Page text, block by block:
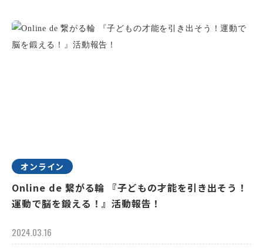
オンライン
Online de 繋がる輪 『子どもの才能を引き出そう！
運動で脳を鍛える！』活動報告！
2024.03.16